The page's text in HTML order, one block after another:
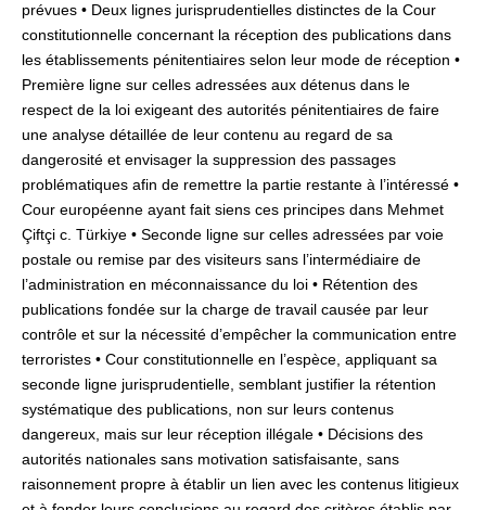
prévues • Deux lignes jurisprudentielles distinctes de la Cour
constitutionnelle concernant la réception des publications dans
les établissements pénitentiaires selon leur mode de réception •
Première ligne sur celles adressées aux détenus dans le
respect de la loi exigeant des autorités pénitentiaires de faire
une analyse détaillée de leur contenu au regard de sa
dangerosité et envisager la suppression des passages
problématiques afin de remettre la partie restante à l’intéressé •
Cour européenne ayant fait siens ces principes dans Mehmet
Çiftçi c. Türkiye • Seconde ligne sur celles adressées par voie
postale ou remise par des visiteurs sans l’intermédiaire de
l’administration en méconnaissance du loi • Rétention des
publications fondée sur la charge de travail causée par leur
contrôle et sur la nécessité d’empêcher la communication entre
terroristes • Cour constitutionnelle en l’espèce, appliquant sa
seconde ligne jurisprudentielle, semblant justifier la rétention
systématique des publications, non sur leurs contenus
dangereux, mais sur leur réception illégale • Décisions des
autorités nationales sans motivation satisfaisante, sans
raisonnement propre à établir un lien avec les contenus litigieux